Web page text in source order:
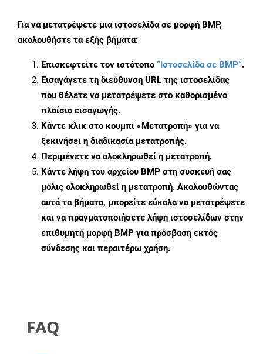
Για να μετατρέψετε μια ιστοσελίδα σε μορφή BMP,
ακολουθήστε τα εξής βήματα:
Επισκεφτείτε τον ιστότοπο “Ιστοσελίδα σε BMP”.
Εισαγάγετε τη διεύθυνση URL της ιστοσελίδας
που θέλετε να μετατρέψετε στο καθορισμένο
πλαίσιο εισαγωγής.
Κάντε κλικ στο κουμπί «Μετατροπή» για να
ξεκινήσει η διαδικασία μετατροπής.
Περιμένετε να ολοκληρωθεί η μετατροπή.
Κάντε λήψη του αρχείου BMP στη συσκευή σας
μόλις ολοκληρωθεί η μετατροπή. Ακολουθώντας
αυτά τα βήματα, μπορείτε εύκολα να μετατρέψετε
και να πραγματοποιήσετε λήψη ιστοσελίδων στην
επιθυμητή μορφή BMP για πρόσβαση εκτός
σύνδεσης και περαιτέρω χρήση.
FAQ